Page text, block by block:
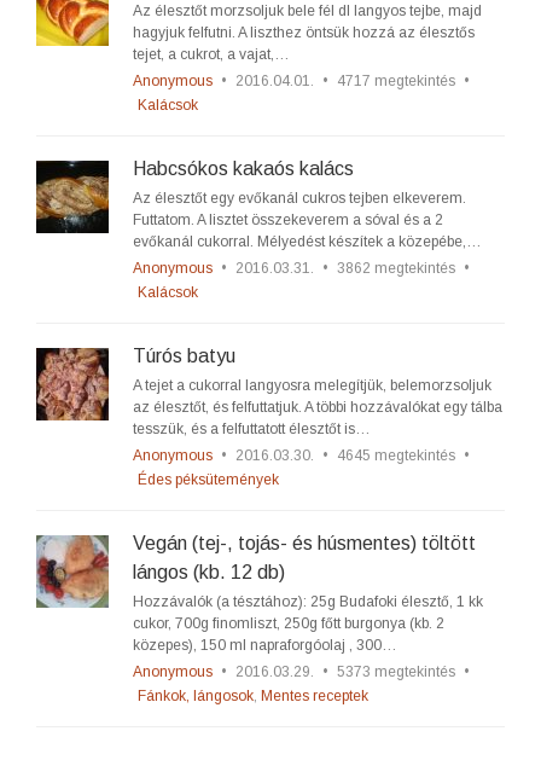
Az élesztőt morzsoljuk bele fél dl langyos tejbe, majd
hagyjuk felfutni. A liszthez öntsük hozzá az élesztős
tejet, a cukrot, a vajat,…
Anonymous • 2016.04.01. • 4717 megtekintés •
Kalácsok
Habcsókos kakaós kalács
Az élesztőt egy evőkanál cukros tejben elkeverem.
Futtatom. A lisztet összekeverem a sóval és a 2
evőkanál cukorral. Mélyedést készítek a közepébe,…
Anonymous • 2016.03.31. • 3862 megtekintés •
Kalácsok
Túrós batyu
A tejet a cukorral langyosra melegítjük, belemorzsoljuk
az élesztőt, és felfuttatjuk. A többi hozzávalókat egy tálba
tesszük, és a felfuttatott élesztőt is…
Anonymous • 2016.03.30. • 4645 megtekintés •
Édes péksütemények
Vegán (tej-, tojás- és húsmentes) töltött
lángos (kb. 12 db)
Hozzávalók (a tésztához): 25g Budafoki élesztő, 1 kk
cukor, 700g finomliszt, 250g főtt burgonya (kb. 2
közepes), 150 ml napraforgóolaj , 300…
Anonymous • 2016.03.29. • 5373 megtekintés •
Fánkok, lángosok, Mentes receptek